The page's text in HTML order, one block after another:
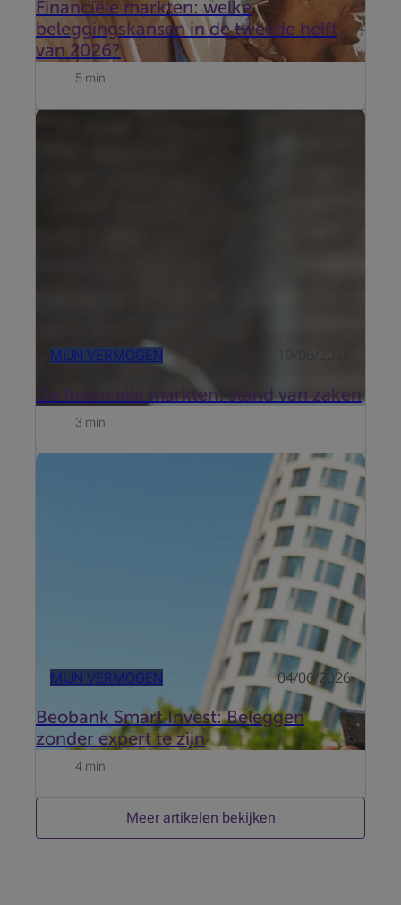
Financiële markten: welke
beleggingskansen in de tweede helft
van 2026?
5 min
MIJN VERMOGEN
De financiële markten: stand van zaken
Update van 19 juni 2026
3 min
MIJN VERMOGEN 04/06/2026
Beobank Smart Invest: Beleggen
zonder expert te zijn
Beobank heeft zich verdiept in de drempels die rond
beleggen bestaan en lanceert zij nu Beobank Smart
Invest. Ontdek het getuigenis van Roel De Buyser,
4 min
Meer artikelen bekijken